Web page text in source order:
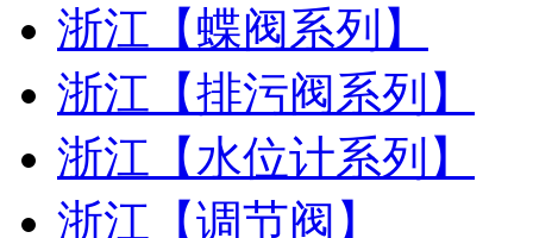
浙江【蝶阀系列】
浙江【排污阀系列】
浙江【水位计系列】
浙江【调节阀】